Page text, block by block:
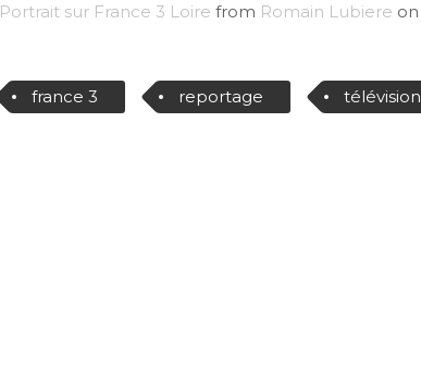
Portrait sur France 3 Loire from Romain Lubiere on
france 3 reportage télévision